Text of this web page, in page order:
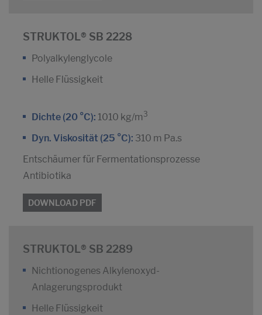
STRUKTOL® SB 2228
Polyalkylenglycole
Helle Flüssigkeit
Dichte (20 °C): 1010 kg/m 3
Dyn. Viskosität (25 °C): 310 m Pa.s
Entschäumer für Fermentationsprozesse
Antibiotika
DOWNLOAD PDF
STRUKTOL® SB 2289
Nichtionogenes Alkylenoxyd-
Anlagerungsprodukt
Helle Flüssigkeit